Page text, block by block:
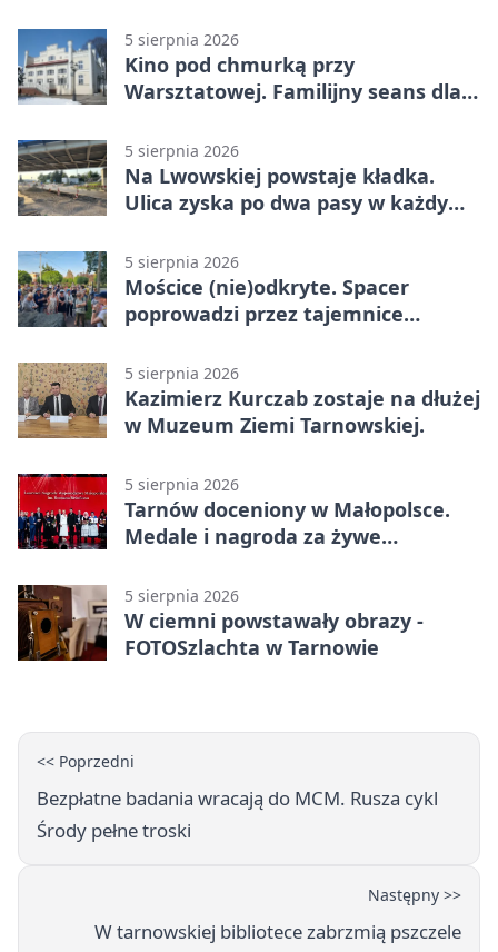
5 sierpnia 2026
Kino pod chmurką przy
Warsztatowej. Familijny seans dla
5 sierpnia 2026
Na Lwowskiej powstaje kładka.
Ulica zyska po dwa pasy w każdym
5 sierpnia 2026
Mościce (nie)odkryte. Spacer
poprowadzi przez tajemnice
5 sierpnia 2026
Kazimierz Kurczab zostaje na dłużej
w Muzeum Ziemi Tarnowskiej.
5 sierpnia 2026
Tarnów doceniony w Małopolsce.
Medale i nagroda za żywe
5 sierpnia 2026
W ciemni powstawały obrazy -
FOTOSzlachta w Tarnowie
<< Poprzedni
Bezpłatne badania wracają do MCM. Rusza cykl
Środy pełne troski
Następny >>
W tarnowskiej bibliotece zabrzmią pszczele